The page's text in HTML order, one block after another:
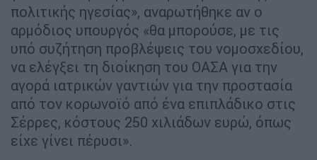
πολιτικής ηγεσίας», αναρωτήθηκε αν ο
αρμόδιος υπουργός «θα μπορούσε, με τις
υπό συζήτηση προβλέψεις του νομοσχεδίου,
να ελέγξει τη διοίκηση του ΟΑΣΑ για την
αγορά ιατρικών γαντιών για την προστασία
από τον κορωνοϊό από ένα επιπλάδικο στις
Σέρρες, κόστους 250 χιλιάδων ευρώ, όπως
είχε γίνει πέρυσι».